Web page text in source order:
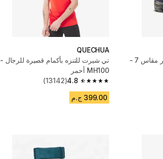
حذاء المشي للأطفال - صغير مقاس 7 -
QUECHUA
تي شيرت للتنزه بأكمام قصيرة للرجال -
MH100 أحمر
4.8
4.8 out of 5 stars from 13142 reviews
(13142)
399.00 ج.م